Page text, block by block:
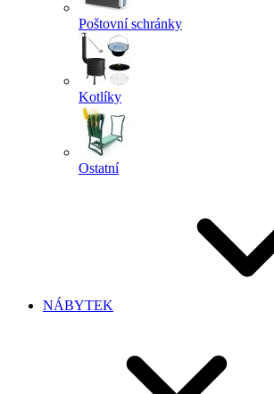
Poštovní schránky
Kotlíky
Ostatní
NÁBYTEK